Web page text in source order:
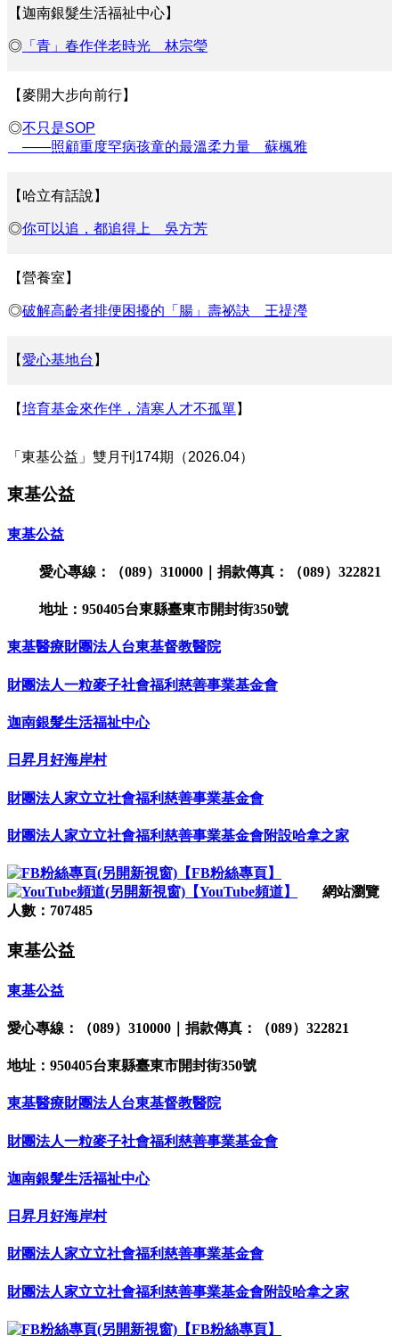
【迦南銀髮生活福祉中心】
◎ 「青」春作伴老時光 林宗瑩
【麥開大步向前行】
◎不只是SOP
——照顧重度罕病孩童的最溫柔力量 蘇楓雅
【哈立有話說】
◎你可以追，都追得上 吳方芳
【營養室】
◎破解高齡者排便困擾的「腸」壽祕訣 王禔瀅
【愛心基地台 】
【培育基金來作伴，清寒人才不孤單】
「東基公益」雙月刊174期（2026.04）
東基公益
東基公益
愛心專線：（089）310000｜捐款傳真：（089）322821
地址：950405台東縣臺東市開封街350號
東基醫療財團法人台東基督教醫院
財團法人一粒麥子社會福利慈善事業基金會
迦南銀髮生活福祉中心
日昇月好海岸村
財團法人家立立社會福利慈善事業基金會
財團法人家立立社會福利慈善事業基金會附設哈拿之家
【FB粉絲專頁】
【YouTube頻道】
網站瀏覽
人數：707485
東基公益
東基公益
愛心專線：（089）310000｜捐款傳真：（089）322821
地址：950405台東縣臺東市開封街350號
東基醫療財團法人台東基督教醫院
財團法人一粒麥子社會福利慈善事業基金會
迦南銀髮生活福祉中心
日昇月好海岸村
財團法人家立立社會福利慈善事業基金會
財團法人家立立社會福利慈善事業基金會附設哈拿之家
【FB粉絲專頁】